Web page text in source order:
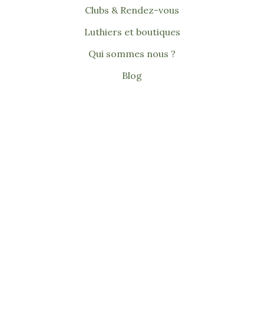
Clubs & Rendez-vous
Luthiers et boutiques
Qui sommes nous ?
Blog